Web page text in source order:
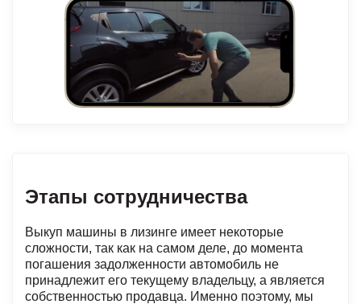
Этапы сотрудничества
Выкуп машины в лизинге имеет некоторые
сложности, так как на самом деле, до момента
погашения задолженности автомобиль не
принадлежит его текущему владельцу, а является
собственностью продавца. Именно поэтому, мы